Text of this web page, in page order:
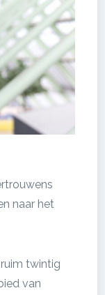
naar het
twintig
van